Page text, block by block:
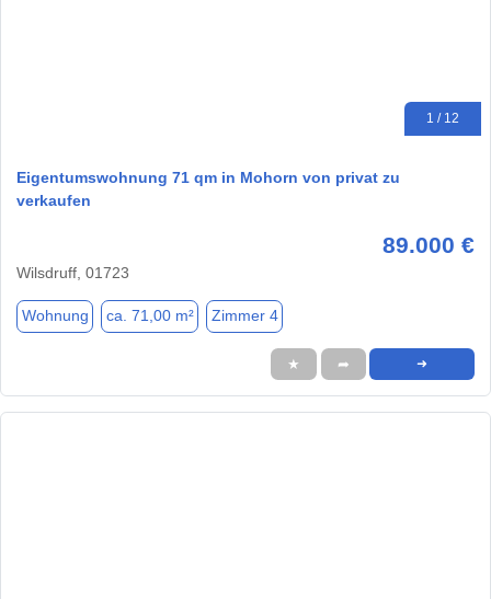
1 / 12
Eigentumswohnung 71 qm in Mohorn von privat zu
verkaufen
89.000 €
Wilsdruff, 01723
Wohnung ca. 71,00 m² Zimmer 4
★ ➦ ➜